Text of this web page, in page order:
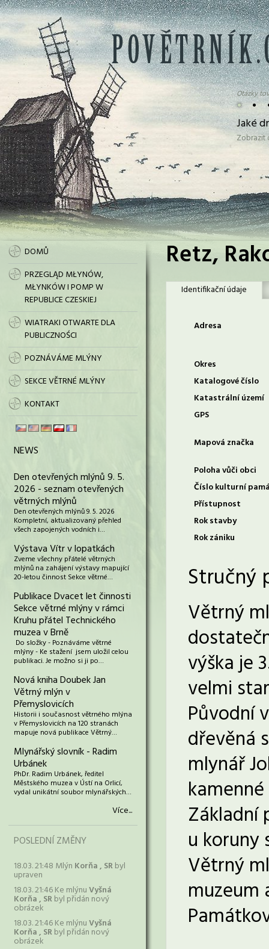
• •
Otázky
Jaké
DOMŮ
PRZEGLĄD MŁYNÓW,
MŁYNKÓW I POMP W
REPUBLICE CZESKIEJ
WIATRAKI OTWARTE DLA
PUBLICZNOŚCI
POZNÁVÁME MLÝNY
SEKCE VĚTRNÉ MLÝNY
KONTAKT
NEWS
Den otevřených mlýnů 9. 5.
2026 - seznam otevřených
větrných mlýnů
Den otevřených mlýnů 9. 5. 2026
Kompletní, aktualizovaný přehled
všech zapojených vodních i…
Výstava Vítr v lopatkách
Zveme všechny přátelé větrných
mlýnů na zahájení výstavy mapující
20-letou činnost Sekce větrné…
Publikace Dvacet let činnosti
Sekce větrné mlýny v rámci
Kruhu přátel Technického
muzea v Brně
Do složky - Poznáváme větrné
mlýny - Ke stažení jsem uložil celou
publikaci. Je možno si ji po…
Nová kniha Doubek Jan
Větrný mlýn v
Přemyslovicích
Historii i současnost větrného mlýna
v Přemyslovicích na 120 stranách
mapuje nová publikace Větrný…
Mlynářský slovník - Radim
Urbánek
PhDr. Radim Urbánek, ředitel
Městského muzea v Ústí na Orlicí,
vydal unikátní soubor mlynářských…
Více...
POSLEDNÍ ZMĚNY
18.03. 21:48 Mlýn Korňa , SRbyl
upraven
18.03. 21:46 Ke mlýnuVyšná
Korňa , SRbyl přidán nový
obrázek
18.03. 21:46 Ke mlýnuVyšná
Korňa , SRbyl přidán nový
obrázek
Retz,
Identifikační údaje
Adresa
Okres
Katalogové číslo
Katastrální území
GPS
Mapová značka
Poloha vůči obci
Číslo kulturní
Přístupnost
Rok stavby
Rok zániku
Stručný
Větrný
výška je
velmi
Původní
dřevěná
mlynář
Základní
u koruny
Větrný
muzeum